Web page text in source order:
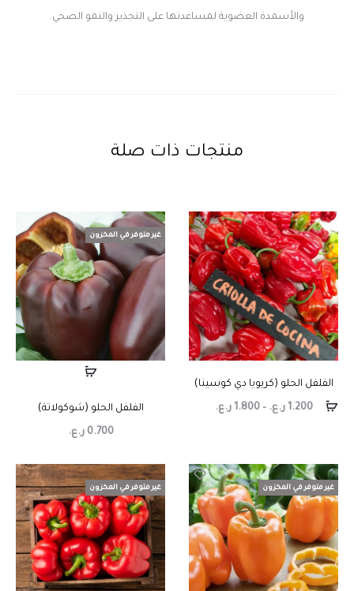
والأسمدة العضوية لمساعدتها على التجذير والنمو الصحي.
منتجات ذات صلة
الفلفل الحلو (كريويا دي كوسينا)
1.200 ر.ع. –
1.800 ر.ع.
غير متوفر في المخزون
الفلفل الحلو (شوكولاتة)
0.700 ر.ع.
غير متوفر في المخزون غير متوفر في المخزون